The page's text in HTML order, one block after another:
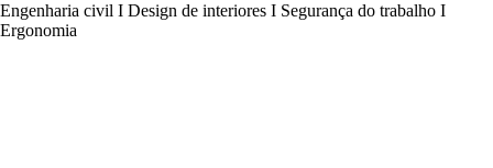
Engenharia civil I Design de interiores I Segurança do trabalho I
Ergonomia